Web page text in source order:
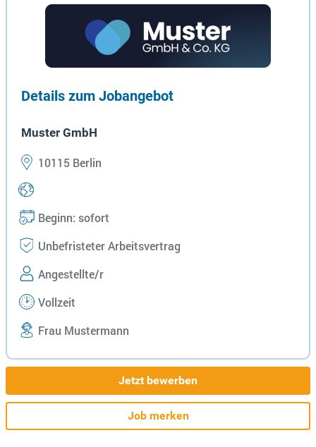
Details zum Jobangebot
Muster GmbH
10115 Berlin
Beginn: sofort
Unbefristeter Arbeitsvertrag
Angestellte/r
Vollzeit
Frau Mustermann
Jetzt bewerben
Job merken